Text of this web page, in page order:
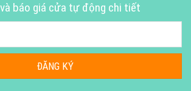
báo giá cửa tự động chi tiết